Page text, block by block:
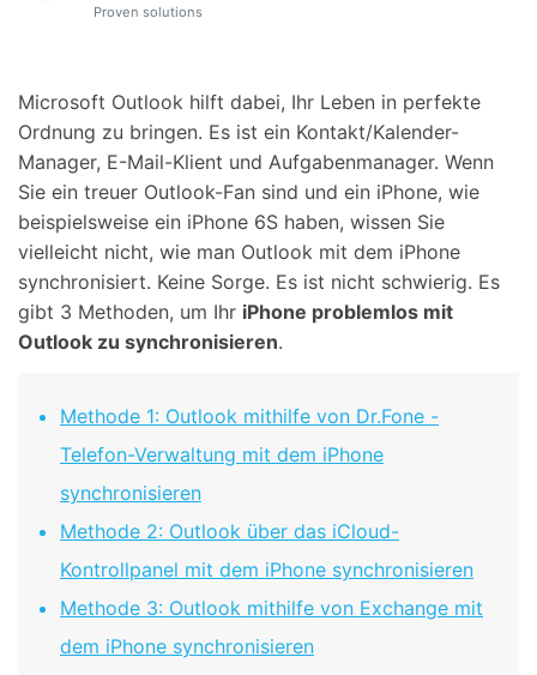
Support
Suchen
Proven solutions
Microsoft Outlook hilft dabei, Ihr Leben in perfekte
Ordnung zu bringen. Es ist ein Kontakt/Kalender-
Manager, E-Mail-Klient und Aufgabenmanager. Wenn
Sie ein treuer Outlook-Fan sind und ein iPhone, wie
beispielsweise ein iPhone 6S haben, wissen Sie
vielleicht nicht, wie man Outlook mit dem iPhone
synchronisiert. Keine Sorge. Es ist nicht schwierig. Es
gibt 3 Methoden, um Ihr iPhone problemlos mit
Outlook zu synchronisieren.
Methode 1: Outlook mithilfe von Dr.Fone -
Telefon-Verwaltung mit dem iPhone
synchronisieren
Methode 2: Outlook über das iCloud-
Kontrollpanel mit dem iPhone synchronisieren
Methode 3: Outlook mithilfe von Exchange mit
dem iPhone synchronisieren